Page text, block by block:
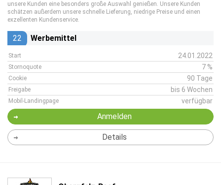
unsere Kunden eine besonders große Auswahl genießen. Unsere Kunden
schätzen außerdem unsere schnelle Lieferung, niedrige Preise und einen
exzellenten Kundenservice.
22 Werbemittel
Start 24.01.2022
Stornoquote 7 %
Cookie 90 Tage
Freigabe bis 6 Wochen
Mobil-Landingpage verfügbar
Anmelden
Details